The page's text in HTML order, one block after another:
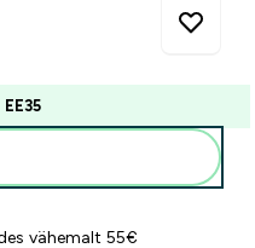
EE35
vähemalt 55€